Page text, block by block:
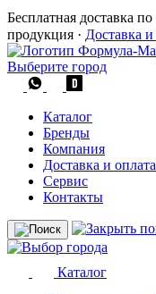
Бесплатная доставка
продукция · Доставка и
Выберите город
Каталог
Бренды
Компания
Доставка и оплата
Сервис
Контакты
Каталог